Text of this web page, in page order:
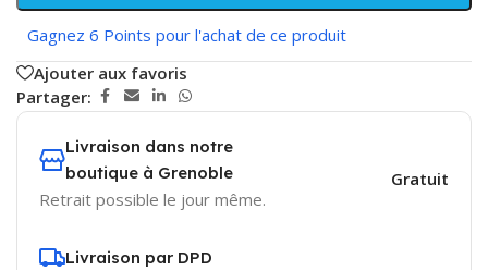
Gagnez 6 Points pour l'achat de ce produit
Ajouter aux favoris
Partager:
Livraison dans notre
boutique à Grenoble
Retrait possible le jour même.
Gratuit
Livraison par DPD